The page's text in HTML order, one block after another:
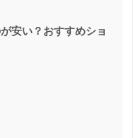
安い？おすすめショ